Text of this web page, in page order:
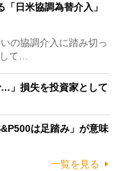
日米協調為替介入」
の協調介入に踏み切っ
て…
…」損失を投資家として
は足踏み」が意味
一覧を見る